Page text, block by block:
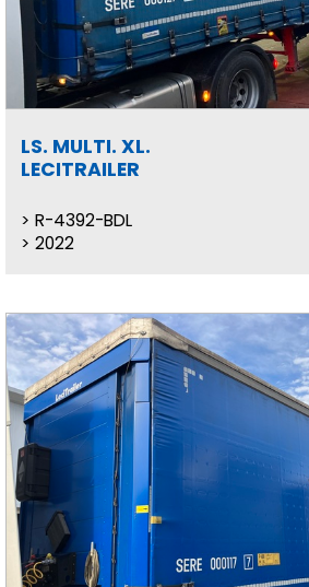
LS. MULTI. XL.
LECITRAILER
R-4392-BDL
2022